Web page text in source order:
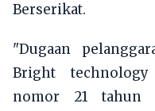
Berserikat.
"Dugaan
Bright
nomor 21 tahun